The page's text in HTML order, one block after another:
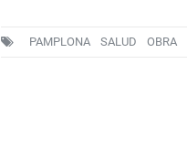
PAMPLONA SALUD OBRA